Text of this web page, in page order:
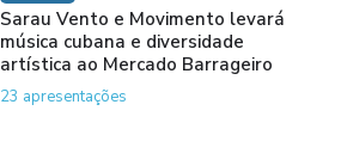
Sarau Vento e Movimento levará
música cubana e diversidade
artística ao Mercado Barrageiro
23 apresentações